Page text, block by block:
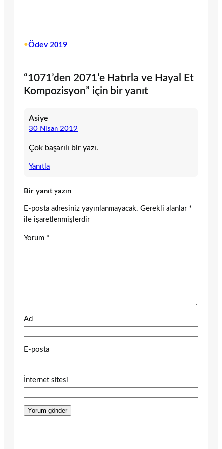
•Ödev 2019
“1071’den 2071’e Hatırla ve Hayal Et
Kompozisyon” için bir yanıt
Asiye
30 Nisan 2019
Çok başarılı bir yazı.
Yanıtla
Bir yanıt yazın
E-posta adresiniz yayınlanmayacak. Gerekli alanlar *
ile işaretlenmişlerdir
Yorum *
Ad
E-posta
İnternet sitesi